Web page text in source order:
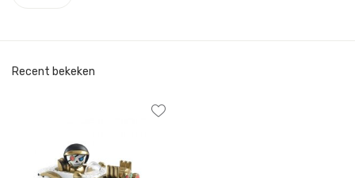
Recent bekeken